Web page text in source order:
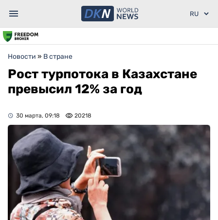
Новости » В стране
Рост турпотока в Казахстане
превысил 12% за год
30 марта, 09:18 20218